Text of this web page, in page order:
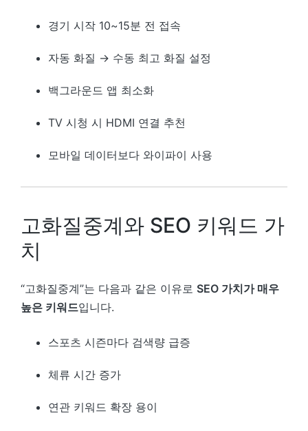
경기 시작 10~15분 전 접속
자동 화질 → 수동 최고 화질 설정
백그라운드 앱 최소화
TV 시청 시 HDMI 연결 추천
모바일 데이터보다 와이파이 사용
고화질중계와 SEO 키워드 가
치
“고화질중계”는 다음과 같은 이유로 SEO 가치가 매우
높은 키워드입니다.
스포츠 시즌마다 검색량 급증
체류 시간 증가
연관 키워드 확장 용이